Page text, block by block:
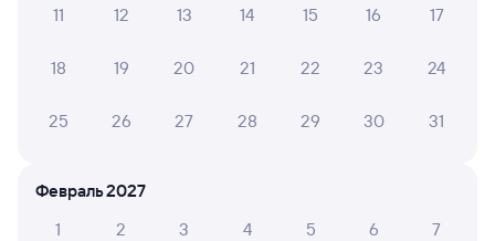
ЖД билеты в Куанду
11 12 13 14 15 16 17
18 19 20 21 22 23 24
25 26 27 28 29 30 31
Февраль 2027
1
2 3 4 5 6 7